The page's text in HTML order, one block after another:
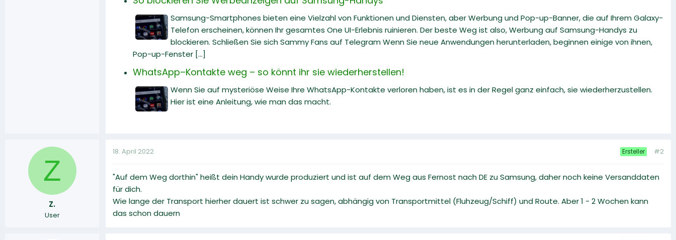
Samsung-Smartphones bieten eine Vielzahl von Funktionen und Diensten, aber Werbung und Pop-up-Banner, die auf Ihrem Galaxy-
Telefon erscheinen, können Ihr gesamtes One UI-Erlebnis ruinieren. Der beste Weg ist also, Werbung auf Samsung-Handys zu
blockieren. Schließen Sie sich Sammy Fans auf Telegram Wenn Sie neue Anwendungen herunterladen, beginnen einige von ihnen,
Pop-up-Fenster [...]
WhatsApp–Kontakte weg – so könnt ihr sie wiederherstellen!
Wenn Sie auf mysteriöse Weise Ihre WhatsApp-Kontakte verloren haben, ist es in der Regel ganz einfach, sie wiederherzustellen.
Hier ist eine Anleitung, wie man das macht.
Z
Z.
User
18. April 2022 Ersteller #2
"Auf dem Weg dorthin" heißt dein Handy wurde produziert und ist auf dem Weg aus Fernost nach DE zu Samsung, daher noch keine Versanddaten
für dich.
Wie lange der Transport hierher dauert ist schwer zu sagen, abhängig von Transportmittel (Fluhzeug/Schiff) und Route. Aber 1 - 2 Wochen kann
das schon dauern